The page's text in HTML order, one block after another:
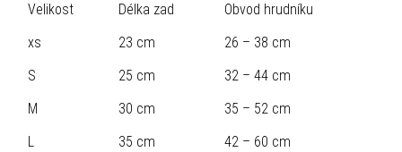
Velikost Délka zad
Obvod hrudníku
xs
23 cm
26 – 38 cm
S
25 cm
32 – 44 cm
M
30 cm
35 – 52 cm
L
35 cm
42 – 60 cm